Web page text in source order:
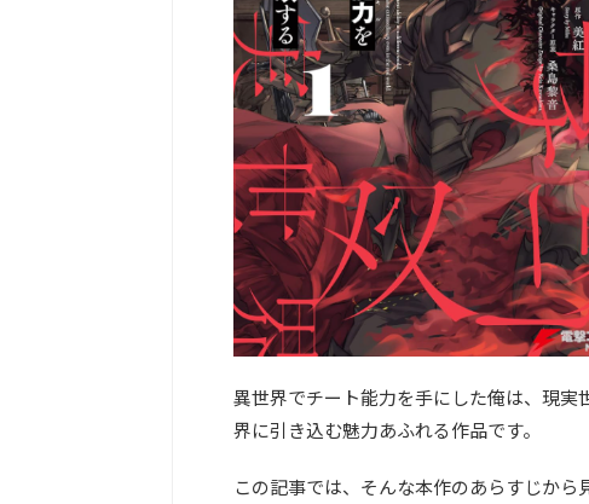
異世界でチート能力を手にした俺は、現
界に引き込む魅力あふれる作品です。
この記事では、そんな本作のあらすじか